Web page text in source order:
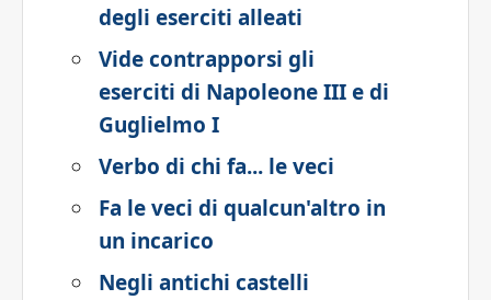
degli eserciti alleati
Vide contrapporsi gli
eserciti di Napoleone III e di
Guglielmo I
Verbo di chi fa... le veci
Fa le veci di qualcun'altro in
un incarico
Negli antichi castelli